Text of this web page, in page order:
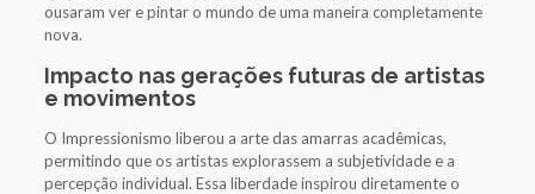
ousaram ver e pintar o mundo de uma maneira completamente
nova.
Impacto nas gerações futuras de artistas
e movimentos
O Impressionismo liberou a arte das amarras acadêmicas,
permitindo que os artistas explorassem a subjetividade e a
percepção individual. Essa liberdade inspirou diretamente o